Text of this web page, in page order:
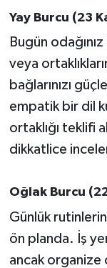
Yay Burcu (23
Bugün
veya
bağlarınızı
empatik bir dil
ortaklığı teklifi
dikkatlice
Oğlak Burcu
Günlük
ön planda. İş
ancak organize